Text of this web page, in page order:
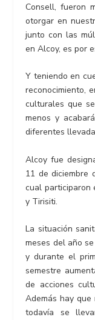
Consell, fueron
otorgar en
junto con las
en Alcoy, es por
Y teniendo en
reconocimiento,
culturales que
menos y
diferentes
Alcoy fue
11 de diciembre
cual participaron
y Tirisiti.
La situación
meses del año
y durante el
semestre
de acciones
Además hay
todavía se